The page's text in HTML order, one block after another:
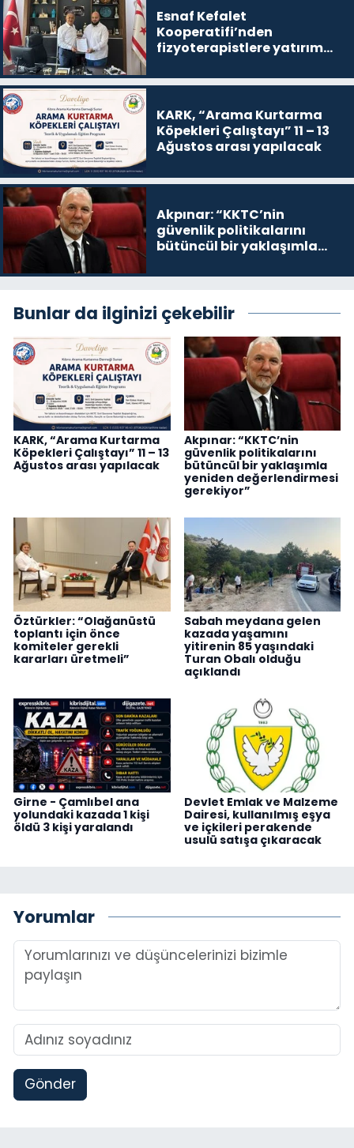
Esnaf Kefalet
Kooperatifi’nden
fizyoterapistlere yatırım
KARK, “Arama Kurtarma
Köpekleri Çalıştayı” 11 – 13
Ağustos arası yapılacak
Akpınar: “KKTC’nin
güvenlik politikalarını
bütüncül bir yaklaşımla
gerekiyor”
Bunlar da ilginizi çekebilir
KARK, “Arama Kurtarma
Köpekleri Çalıştayı” 11 – 13
Ağustos arası yapılacak
Akpınar: “KKTC’nin
güvenlik politikalarını
bütüncül bir yaklaşımla
yeniden değerlendirmesi
gerekiyor”
Öztürkler: “Olağanüstü
toplantı için önce
komiteler gerekli
kararları üretmeli”
Sabah meydana gelen
kazada yaşamını
yitirenin 85 yaşındaki
Turan Obalı olduğu
açıklandı
Girne - Çamlıbel ana
yolundaki kazada 1 kişi
öldü 3 kişi yaralandı
Devlet Emlak ve Malzeme
Dairesi, kullanılmış eşya
ve içkileri perakende
usulü satışa çıkaracak
Yorumlar
Gönder